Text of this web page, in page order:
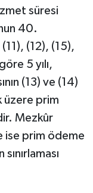
süresi
40.
(11), (12), (15),
5 yılı,
(13) ve (14)
üzere prim
Mezkûr
ise prim ödeme